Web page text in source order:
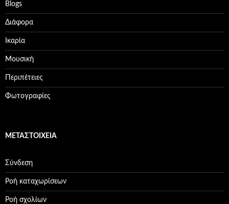
Βlogs
Διάφορα
Ικαρία
Μουσική
Περιπέτειες
Φωτογραφίες
ΜΕΤΑΣΤΟΙΧΕΊΑ
Σύνδεση
Ροή καταχωρίσεων
Ροή σχολίων